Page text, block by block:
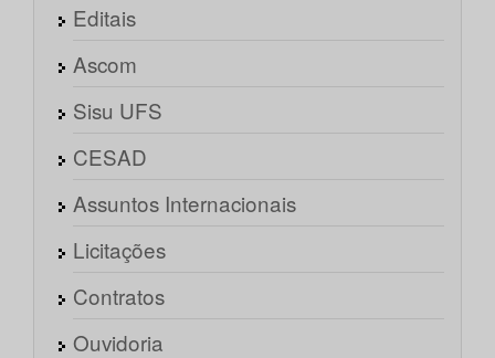
Editais
Ascom
Sisu UFS
CESAD
Assuntos Internacionais
Licitações
Contratos
Ouvidoria